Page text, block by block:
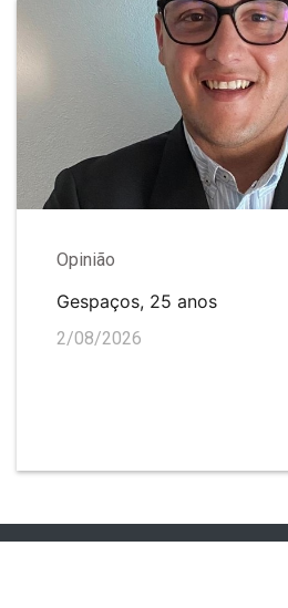
Opinião
Gespaços, 25 anos
2/08/2026